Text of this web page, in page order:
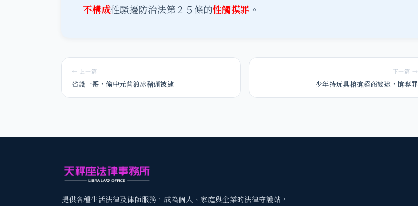
不構成性騷擾防治法第２５條的性觸摸罪 。
← 上一篇
省錢一哥，偷中元普渡冰豬頭被逮
下一篇 →
少年持玩具槍搶超商被逮，搶奪罪
提供各種生活法律及律師服務，成為個人、家庭與企業的法律守護站，